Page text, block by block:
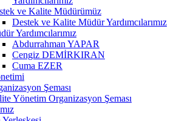
ve Kalite Müdürümüz
Destek ve Kalite Müdür Yardımcılarımız
Yardımcılarımız
Abdurrahman YAPAR
Cengiz DEMİRKIRAN
Cuma EZER
Şeması
Yönetim Organizasyon Şeması